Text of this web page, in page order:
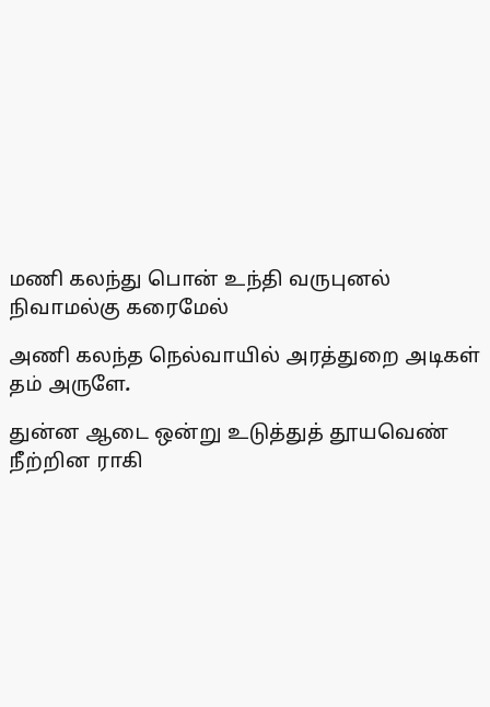
மணி கலந்து பொன் உந்தி வருபுனல்
நிவாமல்கு கரைமேல்
அணி கலந்த நெல்வாயில் அரத்துறை அடிகள்
தம் அருளே.
துன்ன ஆடை ஒன்று உடுத்துத் தூயவெண்
நீற்றின ராகி